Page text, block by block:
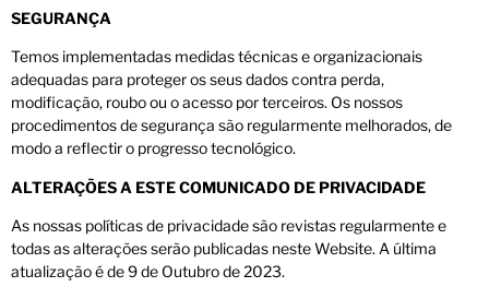
SEGURANÇA
Temos implementadas medidas técnicas e organizacionais
adequadas para proteger os seus dados contra perda,
modificação, roubo ou o acesso por terceiros. Os nossos
procedimentos de segurança são regularmente melhorados, de
modo a reflectir o progresso tecnológico.
ALTERAÇÕES A ESTE COMUNICADO DE PRIVACIDADE
As nossas políticas de privacidade são revistas regularmente e
todas as alterações serão publicadas neste Website. A última
atualização é de 9 de Outubro de 2023.